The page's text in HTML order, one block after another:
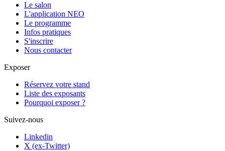
Le salon
L'application NEO
Le programme
Infos pratiques
S'inscrire
Nous contacter
Exposer
Réservez votre stand
Liste des exposants
Pourquoi exposer ?
Suivez-nous
Linkedin
X (ex-Twitter)